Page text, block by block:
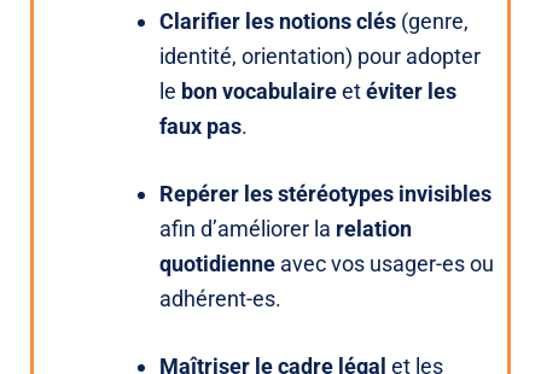
Clarifier les notions clés (genre,
identité, orientation) pour adopter
le bon vocabulaireetéviter les
faux pas.
Repérer les stéréotypes invisibles
afin d’améliorer la relation
quotidienne avec vos usager-es ou
adhérent-es.
Maîtriser le cadre légal et les